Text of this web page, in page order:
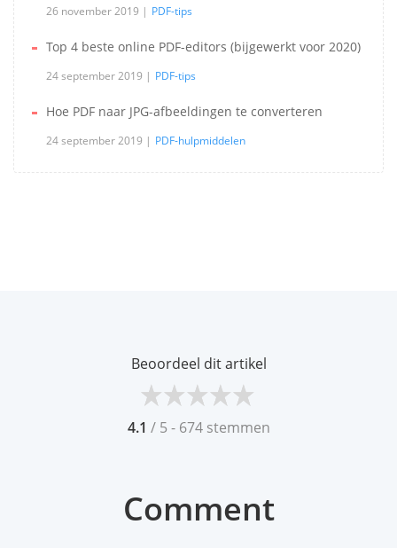
26 november 2019 PDF-tips
Top 4 beste online PDF-editors (bijgewerkt voor 2020)
24 september 2019 PDF-tips
Hoe PDF naar JPG-afbeeldingen te converteren
24 september 2019 PDF-hulpmiddelen
Beoordeel dit artikel
4.1 / 5 - 674 stemmen
Comment